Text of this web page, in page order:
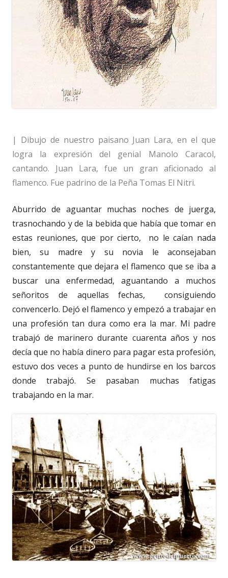
| Dibujo de nuestro paisano Juan Lara, en el que
logra la expresión del genial Manolo Caracol,
cantando. Juan Lara, fue un gran aficionado al
flamenco. Fue padrino de la Peña Tomas El Nitri.
Aburrido de aguantar muchas noches de juerga,
trasnochando y de la bebida que había que tomar en
estas reuniones, que por cierto, no le caían nada
bien, su madre y su novia le aconsejaban
constantemente que dejara el flamenco que se iba a
buscar una enfermedad, aguantando a muchos
señoritos de aquellas fechas, consiguiendo
convencerlo. Dejó el flamenco y empezó a trabajar en
una profesión tan dura como era la mar. Mi padre
trabajó de marinero durante cuarenta años y nos
decía que no había dinero para pagar esta profesión,
estuvo dos veces a punto de hundirse en los barcos
donde trabajó. Se pasaban muchas fatigas
trabajando en la mar.